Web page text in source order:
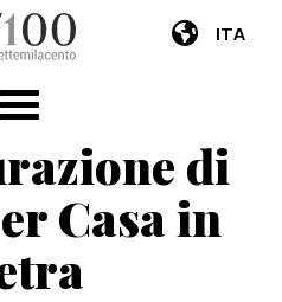
ITA
di
Casa in